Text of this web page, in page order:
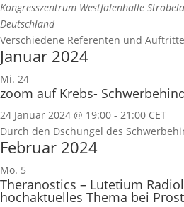
Kongresszentrum Westfalenhalle
Deutschland
Verschiedene Referenten und Auftritte
Januar 2024
Mi. 24
zoom auf Krebs-
24 Januar 2024 @ 19:00 - 21:00 CET
Durch den Dschungel des
Februar 2024
Mo. 5
Theranostics – Lutetium
hochaktuelles Thema bei